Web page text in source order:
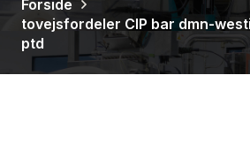
Forside
tovejsfordeler CIP bar dmn-
ptd